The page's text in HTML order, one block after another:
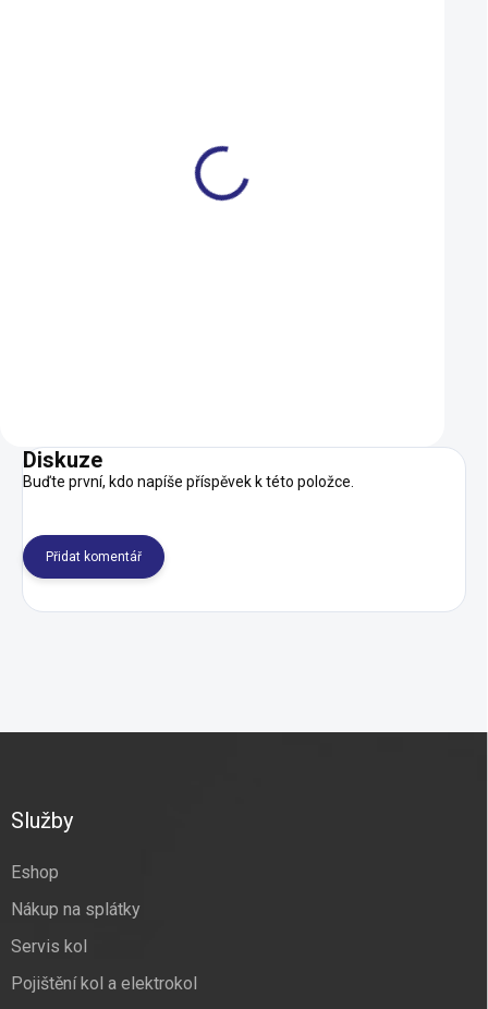
Diskuze
Buďte první, kdo napíše příspěvek k této položce.
Přidat komentář
Služby
Eshop
Nákup na splátky
Servis kol
Pojištění kol a elektrokol